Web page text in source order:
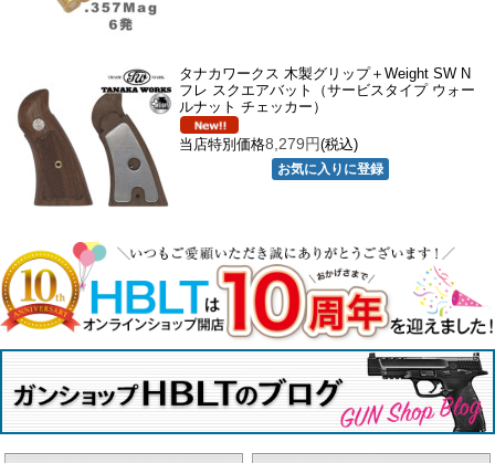
タナカワークス 木製グリップ＋Weight SW N
フレ スクエアバット（サービスタイプ ウォー
ルナット チェッカー）
当店特別価格8,279円(税込)